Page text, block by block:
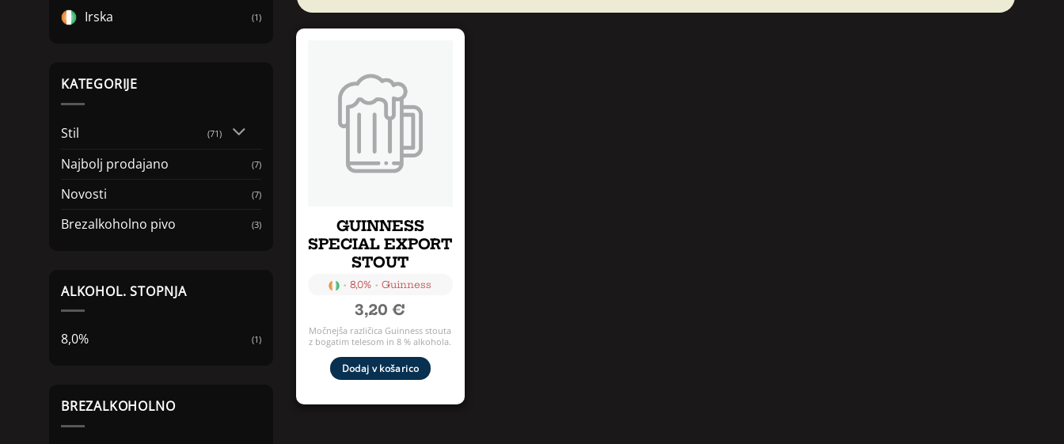
Irska (1)
KATEGORIJE
Stil (71)
Najbolj prodajano (7)
Novosti (7)
Brezalkoholno pivo (3)
ALKOHOL. STOPNJA
8,0% (1)
BREZALKOHOLNO
GUINNESS
SPECIAL EXPORT
STOUT
• 8,0% • Guinness
3,20€
Močnejša različica Guinness stouta
z bogatim telesom in 8 % alkohola.
Dodaj v košarico